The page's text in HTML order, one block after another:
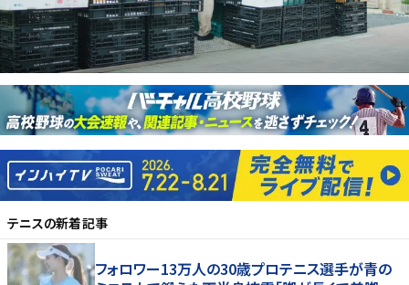
テニスの新着記事
フォロワー13万人の30歳プロテニス選手が青の